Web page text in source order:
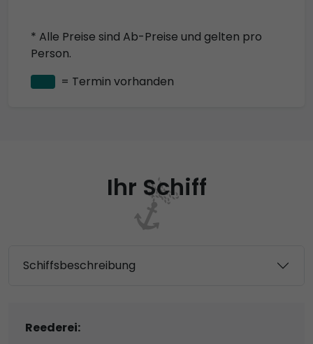
* Alle Preise sind Ab-Preise und gelten pro
Person.
= Termin vorhanden
Ihr Schiff
Schiffsbeschreibung
Reederei: